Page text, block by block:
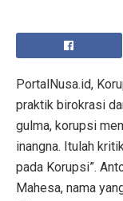
PortalNusa.id,
praktik birokrasi
gulma, korupsi
inangna. Itulah
pada Korupsi”.
Mahesa, nama